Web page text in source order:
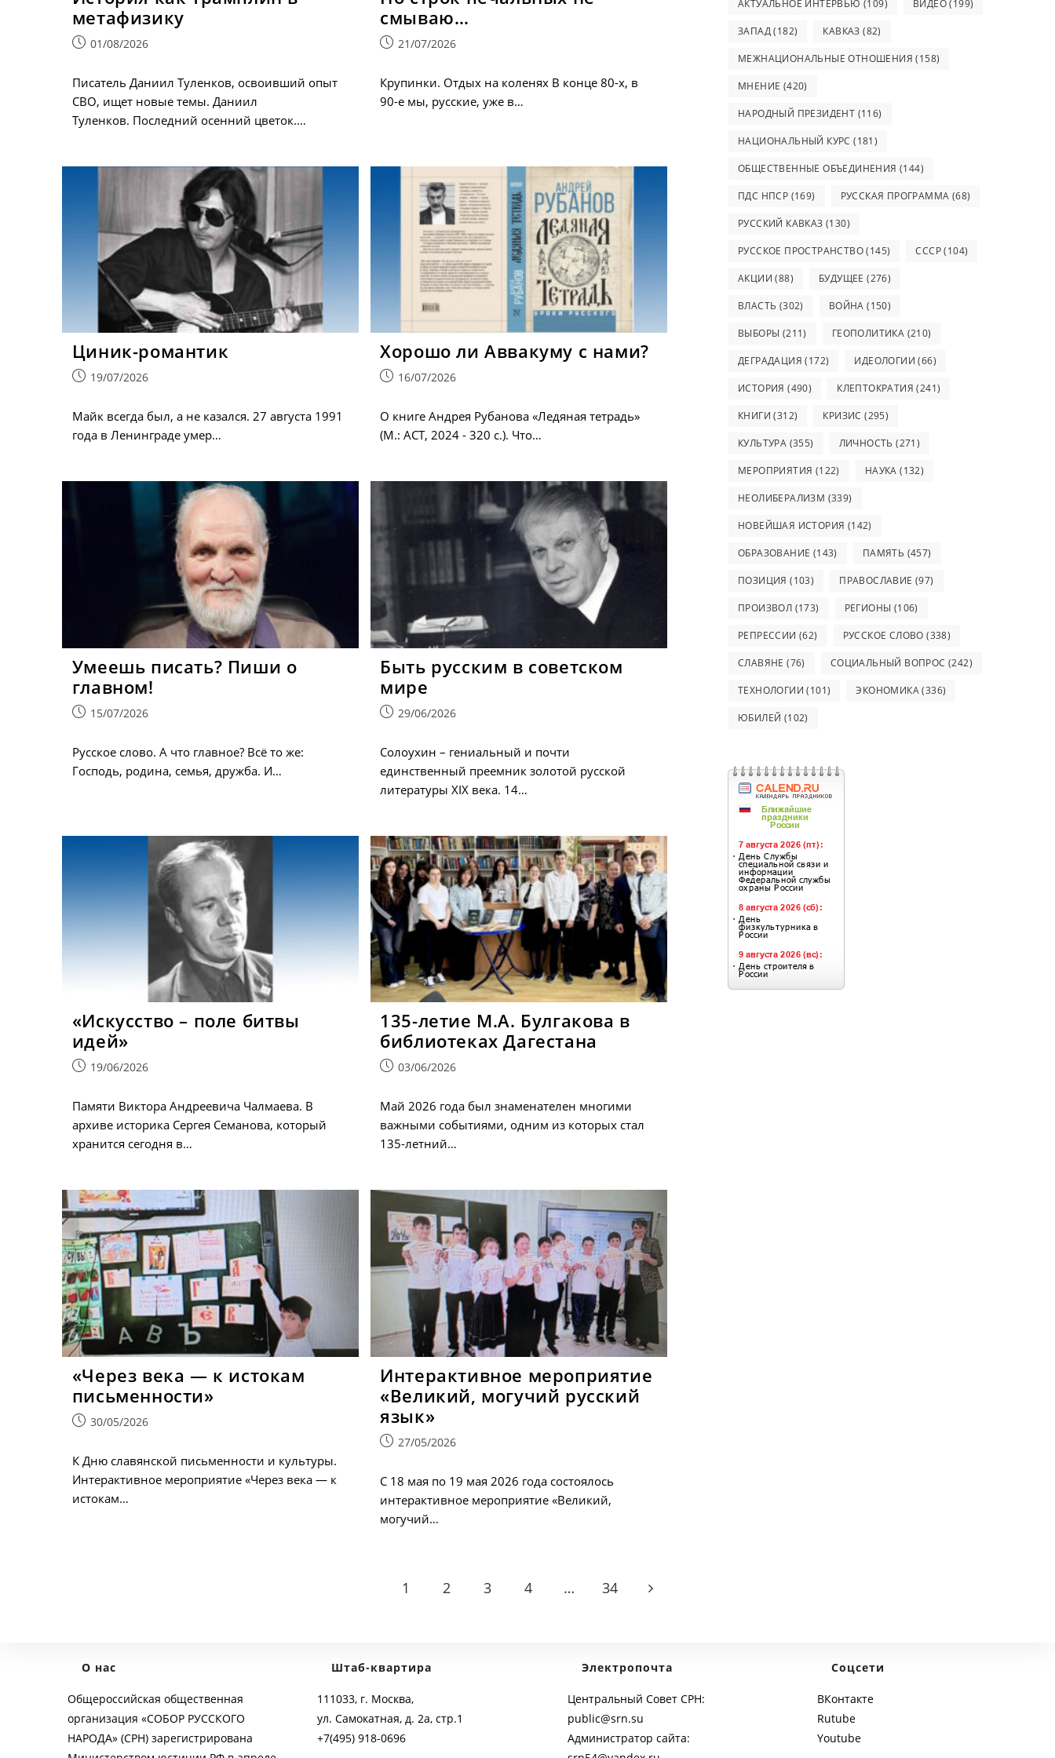
метафизику
Запись01/08/2026
Писатель Даниил Туленков, освоивший опыт
СВО, ищет новые темы. Даниил
Туленков. Последний осенний цветок.…
смываю…
Запись21/07/2026
Крупинки. Отдых на коленях В конце 80-х, в
90-е мы, русские, уже в…
Циник-романтик
Запись19/07/2026
Майк всегда был, а не казался. 27 августа 1991
года в Ленинграде умер…
Хорошо ли Аввакуму с нами?
Запись16/07/2026
О книге Андрея Рубанова «Ледяная тетрадь»
(М.: АСТ, 2024 - 320 с.). Что…
Умеешь писать? Пиши о
главном!
Запись15/07/2026
Русское слово. А что главное? Всё то же:
Господь, родина, семья, дружба. И…
Быть русским в советском
мире
Запись29/06/2026
Солоухин – гениальный и почти
единственный преемник золотой русской
литературы XIX века. 14…
«Искусство – поле битвы
идей»
Запись19/06/2026
Памяти Виктора Андреевича Чалмаева. В
архиве историка Сергея Семанова, который
хранится сегодня в…
135-летие М.А. Булгакова в
библиотеках Дагестана
Запись03/06/2026
Май 2026 года был знаменателен многими
важными событиями, одним из которых стал
135-летний…
«Через века — к истокам
письменности»
Запись30/05/2026
К Дню славянской письменности и культуры.
Интерактивное мероприятие «Через века — к
истокам…
Интерактивное мероприятие
«Великий, могучий русский
язык»
Запись27/05/2026
С 18 мая по 19 мая 2026 года состоялось
интерактивное мероприятие «Великий,
могучий…
1 2 3 4 … 34 Go to the next page
АКТУАЛЬНОЕ ИНТЕРВЬЮ (109) ВИДЕО(199)
ЗАПАД(182) КАВКАЗ (82)
МЕЖНАЦИОНАЛЬНЫЕ ОТНОШЕНИЯ (158)
МНЕНИЕ (420)
НАРОДНЫЙ ПРЕЗИДЕНТ (116)
НАЦИОНАЛЬНЫЙ КУРС (181)
ОБЩЕСТВЕННЫЕ ОБЪЕДИНЕНИЯ (144)
ПДС НПСР (169) РУССКАЯ ПРОГРАММА (68)
РУССКИЙ КАВКАЗ (130)
РУССКОЕ ПРОСТРАНСТВО(145) СССР(104)
АКЦИИ (88) БУДУЩЕЕ (276)
ВЛАСТЬ (302) ВОЙНА (150)
ВЫБОРЫ (211) ГЕОПОЛИТИКА (210)
ДЕГРАДАЦИЯ (172) ИДЕОЛОГИИ (66)
ИСТОРИЯ (490) КЛЕПТОКРАТИЯ (241)
КНИГИ (312) КРИЗИС (295)
КУЛЬТУРА (355) ЛИЧНОСТЬ (271)
МЕРОПРИЯТИЯ (122) НАУКА (132)
НЕОЛИБЕРАЛИЗМ (339)
НОВЕЙШАЯ ИСТОРИЯ (142)
ОБРАЗОВАНИЕ (143) ПАМЯТЬ (457)
ПОЗИЦИЯ (103) ПРАВОСЛАВИЕ (97)
ПРОИЗВОЛ (173) РЕГИОНЫ (106)
РЕПРЕССИИ (62) РУССКОЕ СЛОВО (338)
СЛАВЯНЕ (76) СОЦИАЛЬНЫЙ ВОПРОС (242)
ТЕХНОЛОГИИ (101) ЭКОНОМИКА(336)
ЮБИЛЕЙ (102)
О нас
Общероссийская общественная
организация «СОБОР РУССКОГО
НАРОДА» (СРН) зарегистрирована
Штаб-квартира
111033, г. Москва,
ул. Самокатная, д. 2а, стр.1
+7(495) 918-0696
Электропочта
Центральный Совет СРН:
public@srn.su
Администратор сайта:
Соцсети
ВКонтакте
Rutube
Youtube